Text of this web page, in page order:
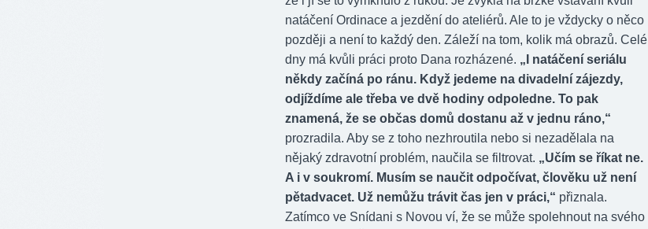
natáčení Ordinace a jezdění do ateliérů. Ale to je vždycky o něco
později a není to každý den. Záleží na tom, kolik má obrazů. Celé
dny má kvůli práci proto Dana rozházené. „I natáčení seriálu
někdy začíná po ránu. Když jedeme na divadelní zájezdy,
odjíždíme ale třeba ve dvě hodiny odpoledne. To pak
znamená, že se občas domů dostanu až v jednu ráno,“
prozradila. Aby se z toho nezhroutila nebo si nezadělala na
nějaký zdravotní problém, naučila se filtrovat. „Učím se říkat ne.
A i v soukromí. Musím se naučit odpočívat, člověku už není
pětadvacet. Už nemůžu trávit čas jen v práci,“ přiznala.
Zatímco ve Snídani s Novou ví, že se může spolehnout na svého